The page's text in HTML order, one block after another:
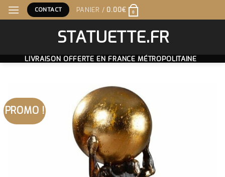
Skip
to
CONTACT PANIER / 0.00€ 0
STATUETTE.FR
LIVRAISON OFFERTE EN FRANCE MÉTROPOLITAINE
PROMO !